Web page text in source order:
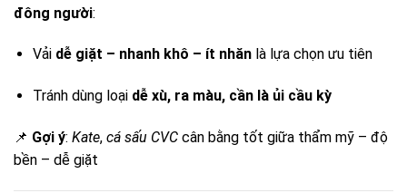
đông người:
Vải dễ giặt – nhanh khô – ít nhănlà lựa chọn ưu tiên
Tránh dùng loại dễ xù, ra màu, cần là ủi cầu kỳ
📌 Gợi ý: Kate, cá sấu CVC cân bằng tốt giữa thẩm mỹ – độ
bền – dễ giặt